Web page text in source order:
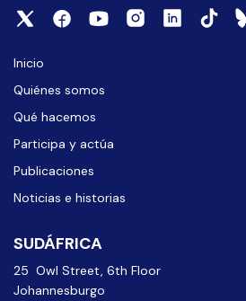
Inicio
Quiénes somos
Qué hacemos
Participa y actúa
Publicaciones
Noticias e historias
SUDÁFRICA
25 Owl Street, 6th Floor
Johannesburgo